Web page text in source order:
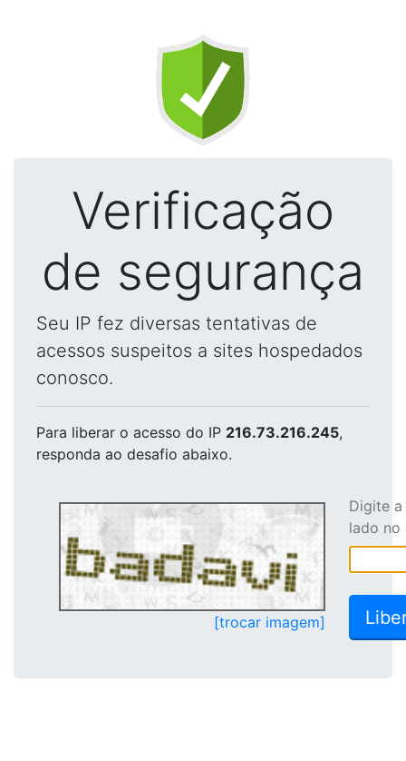
Verificação
de segurança
Seu IP fez diversas tentativas de
acessos suspeitos a sites hospedados
conosco.
Para liberar o acesso do IP 216.73.216.245,
responda ao desafio abaixo.
[trocar imagem]
Digite
lado no